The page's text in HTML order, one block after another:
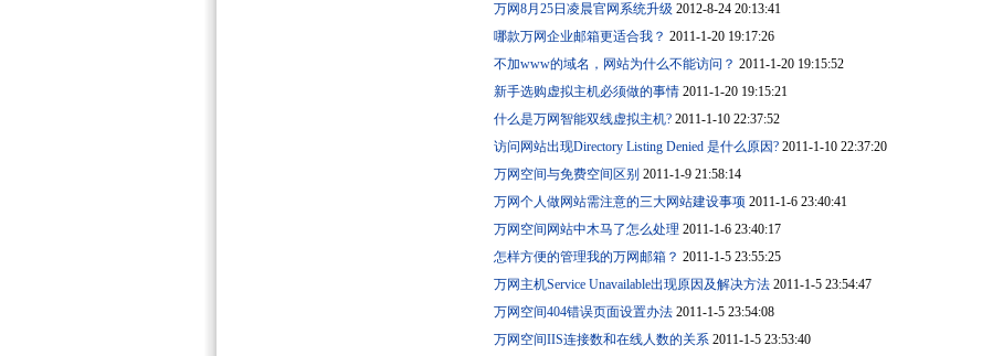
万网8月25日凌晨官网系统升级 2012-8-24 20:13:41
哪款万网企业邮箱更适合我？ 2011-1-20 19:17:26
不加www的域名，网站为什么不能访问？ 2011-1-20 19:15:52
新手选购虚拟主机必须做的事情 2011-1-20 19:15:21
什么是万网智能双线虚拟主机? 2011-1-10 22:37:52
访问网站出现Directory Listing Denied 是什么原因? 2011-1-10 22:37:20
万网空间与免费空间区别 2011-1-9 21:58:14
万网个人做网站需注意的三大网站建设事项 2011-1-6 23:40:41
万网空间网站中木马了怎么处理 2011-1-6 23:40:17
怎样方便的管理我的万网邮箱？ 2011-1-5 23:55:25
万网主机Service Unavailable出现原因及解决方法 2011-1-5 23:54:47
万网空间404错误页面设置办法 2011-1-5 23:54:08
万网空间IIS连接数和在线人数的关系 2011-1-5 23:53:40